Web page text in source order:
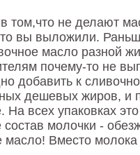
том,что не делают
вы выложили.
масло разной
почему-то не
добавить к
дешевых жиров, и
На всех упаковках это
состав молочки -
масло! Вместо